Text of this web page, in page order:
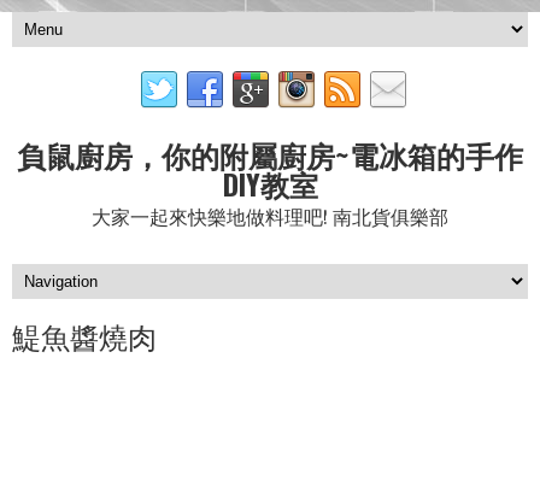
負鼠廚房，你的附屬廚房~電冰箱的手作
DIY教室
大家一起來快樂地做料理吧! 南北貨俱樂部
鯷魚醬燒肉